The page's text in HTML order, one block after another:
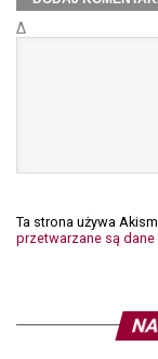
Δ
Ta strona używa
przetwarzane są dane